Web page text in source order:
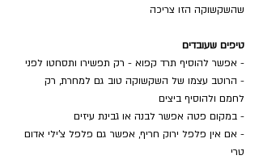
שהשקשוקה הזו צריכה
טיפים שעובדים
- אפשר להוסיף תרד קפוא - רק תפשירו ותסחטו לפני
- הרוטב עצמו של השקשוקה טוב גם למחרת, רק
לחמם ולהוסיף ביצים
- במקום פטה אפשר לבנה או גבינת עיזים
- אם אין פלפל ירוק חריף, אפשר גם פלפל צ'ילי אדום
טרי